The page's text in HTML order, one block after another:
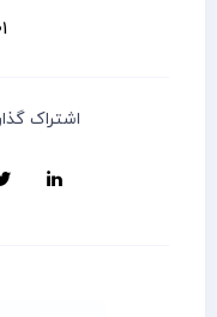
01
اشتراک